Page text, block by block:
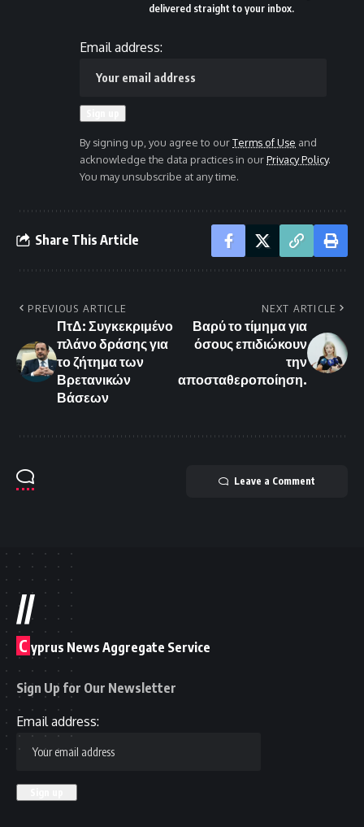
delivered straight to your inbox.
Email address:
By signing up, you agree to ourTerms of Use and
acknowledge the data practices in ourPrivacy Policy.
You may unsubscribe at any time.
Share This Article
PREVIOUS ARTICLE
ΠτΔ: Συγκεκριμένο
πλάνο δράσης για
το ζήτημα των
Βρετανικών
Βάσεων
NEXT ARTICLE
Βαρύ το τίμημα για
όσους επιδιώκουν
την
αποσταθεροποίηση.
Leave a Comment
//
C yprus News Aggregate Service
Sign Up for Our Newsletter
Email address: